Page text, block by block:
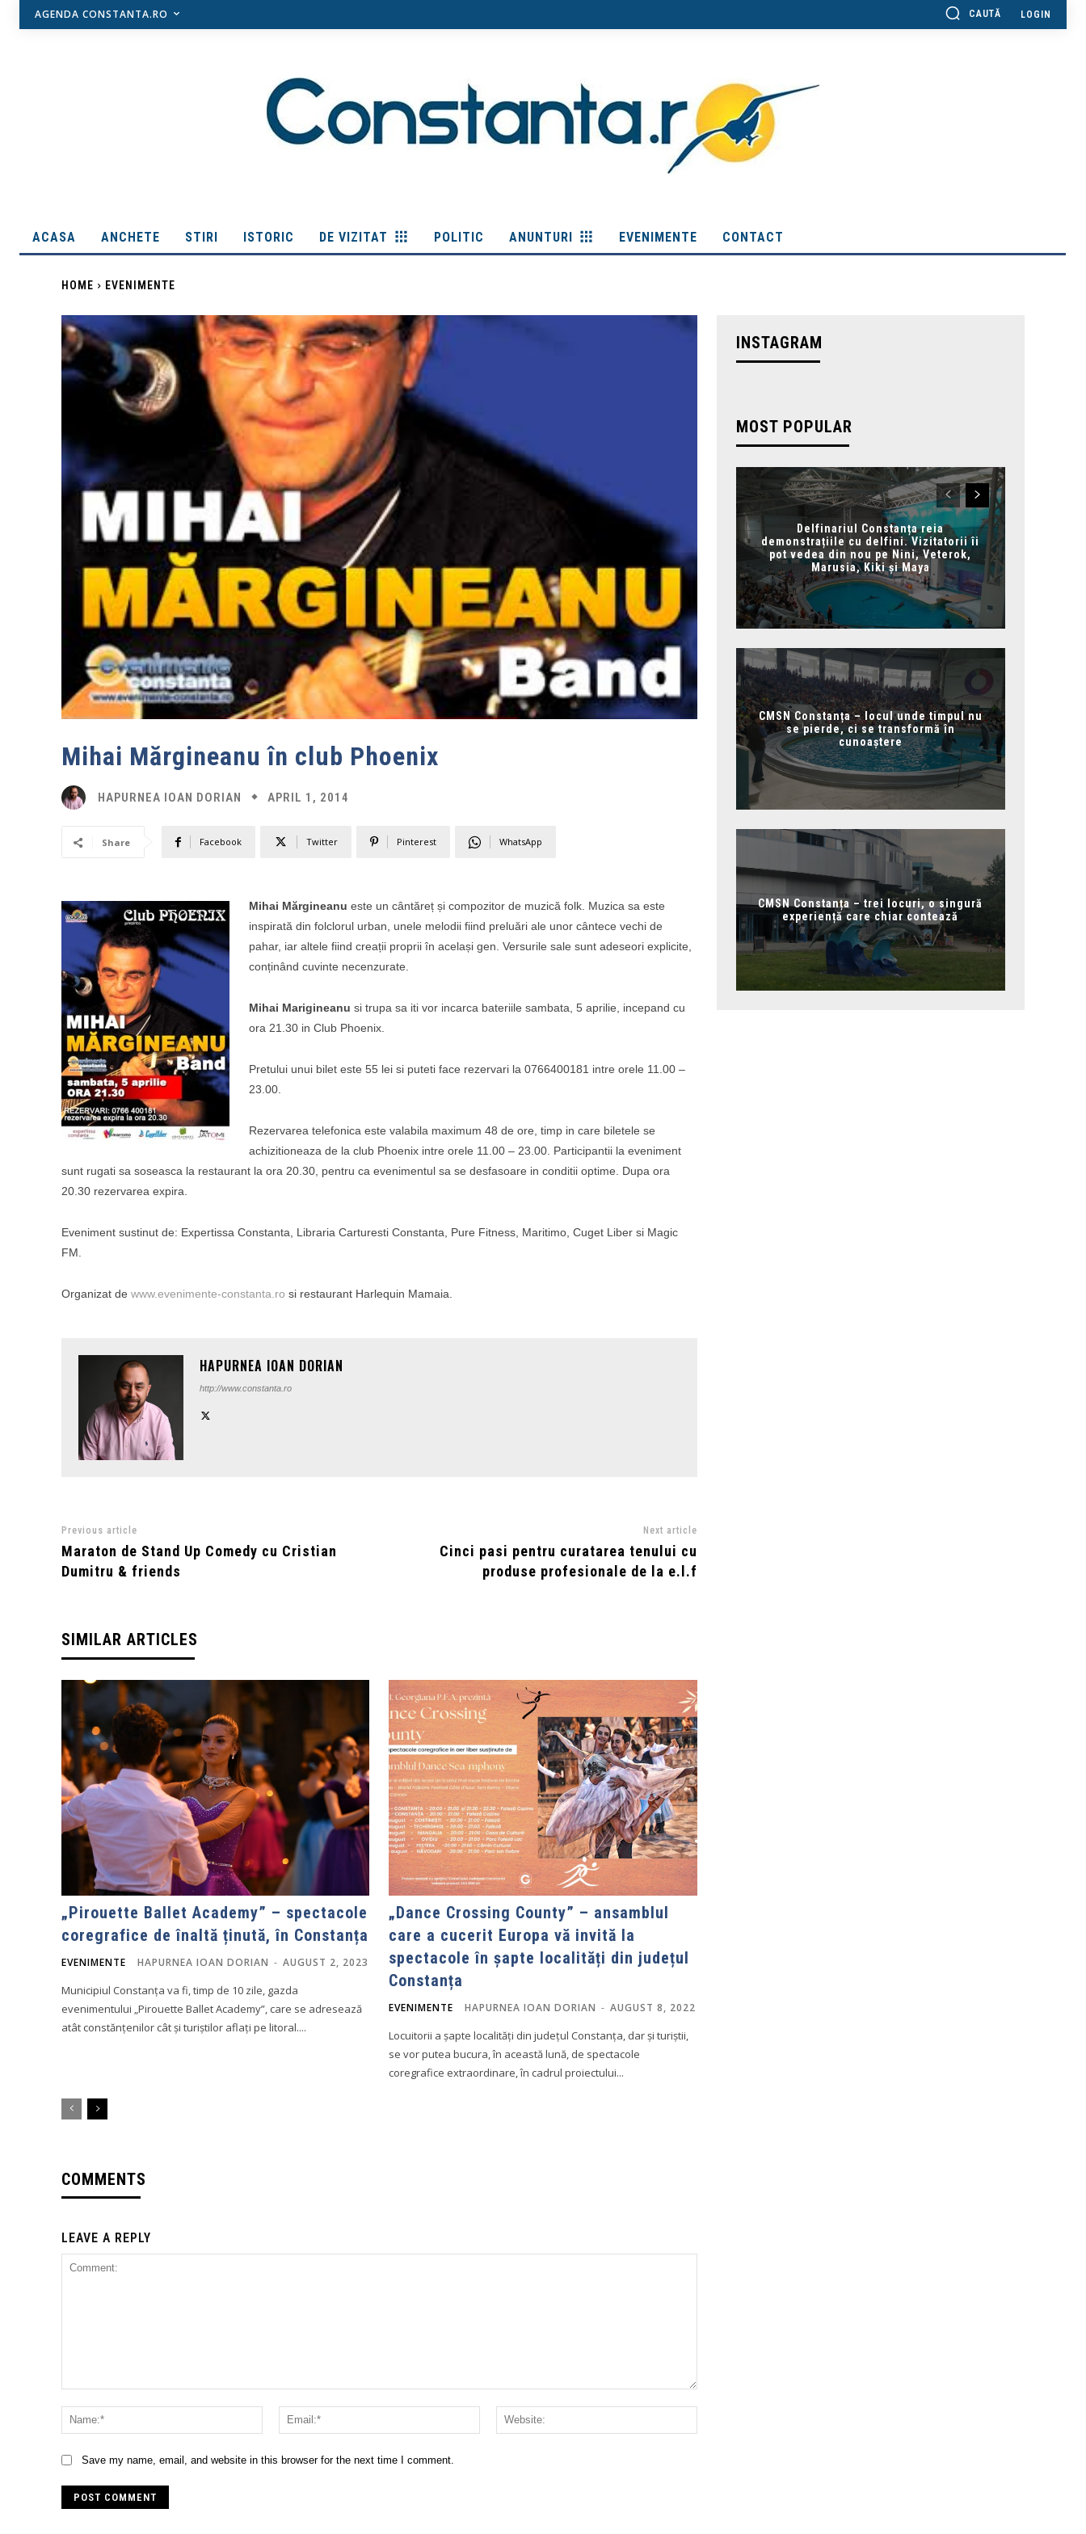
AGENDA CONSTANTA.RO CAUTĂ LOGIN
ACASA ANCHETE STIRI ISTORIC DE VIZITAT POLITIC ANUNTURI EVENIMENTE CONTACT
HOME EVENIMENTE
Mihai Mărgineanu în club Phoenix
HAPURNEA IOAN DORIAN APRIL 1, 2014
Share Facebook Twitter Pinterest WhatsApp
Mihai Mărgineanu este un cântăreț și compozitor de muzică folk. Muzica sa este
inspirată din folclorul urban, unele melodii fiind preluări ale unor cântece vechi de
pahar, iar altele fiind creații proprii în același gen. Versurile sale sunt adeseori explicite,
conținând cuvinte necenzurate.
Mihai Marigineanu si trupa sa iti vor incarca bateriile sambata, 5 aprilie, incepand cu
ora 21.30 in Club Phoenix.
Pretului unui bilet este 55 lei si puteti face rezervari la 0766400181 intre orele 11.00 –
23.00.
Rezervarea telefonica este valabila maximum 48 de ore, timp in care biletele se
achizitioneaza de la club Phoenix intre orele 11.00 – 23.00. Participantii la eveniment
sunt rugati sa soseasca la restaurant la ora 20.30, pentru ca evenimentul sa se desfasoare in conditii optime. Dupa ora
20.30 rezervarea expira.
Eveniment sustinut de: Expertissa Constanta, Libraria Carturesti Constanta, Pure Fitness, Maritimo, Cuget Liber si Magic
FM.
Organizat de www.evenimente-constanta.ro si restaurant Harlequin Mamaia.
HAPURNEA IOAN DORIAN
http://www.constanta.ro
Previous article
Maraton de Stand Up Comedy cu Cristian
Dumitru & friends
Next article
Cinci pasi pentru curatarea tenului cu
produse profesionale de la e.l.f
SIMILAR ARTICLES
„Pirouette Ballet Academy” – spectacole
coregrafice de înaltă ținută, în Constanța
EVENIMENTE HAPURNEA IOAN DORIAN - AUGUST 2, 2023
Municipiul Constanța va fi, timp de 10 zile, gazda
evenimentului „Pirouette Ballet Academy”, care se adresează
atât constănțenilor cât și turiștilor aflați pe litoral....
„Dance Crossing County” – ansamblul
care a cucerit Europa vă invită la
spectacole în șapte localități din județul
Constanța
EVENIMENTE HAPURNEA IOAN DORIAN - AUGUST 8, 2022
Locuitorii a șapte localități din județul Constanța, dar și turiștii,
se vor putea bucura, în această lună, de spectacole
coregrafice extraordinare, în cadrul proiectului...
COMMENTS
LEAVE A REPLY
Name:*
Email:*
Save my name, email, and website in this browser for the next time I comment.
INSTAGRAM
MOST POPULAR
Delfinariul Constanța reia
demonstrațiile cu delfini. Vizitatorii îi
pot vedea din nou pe Nini, Veterok,
Marusia, Kiki și Maya
CMSN Constanța – locul unde timpul nu
se pierde, ci se transformă în
cunoaștere
CMSN Constanța – trei locuri, o singură
experiență care chiar contează